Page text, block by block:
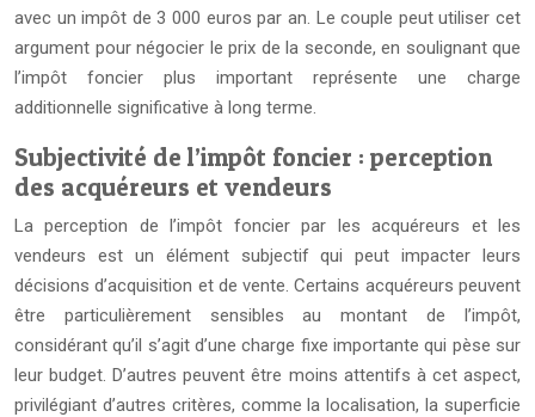
avec un impôt de 3 000 euros par an. Le couple peut utiliser cet
argument pour négocier le prix de la seconde, en soulignant que
l’impôt foncier plus important représente une charge
additionnelle significative à long terme.
Subjectivité de l’impôt foncier : perception
des acquéreurs et vendeurs
La perception de l’impôt foncier par les acquéreurs et les
vendeurs est un élément subjectif qui peut impacter leurs
décisions d’acquisition et de vente. Certains acquéreurs peuvent
être particulièrement sensibles au montant de l’impôt,
considérant qu’il s’agit d’une charge fixe importante qui pèse sur
leur budget. D’autres peuvent être moins attentifs à cet aspect,
privilégiant d’autres critères, comme la localisation, la superficie